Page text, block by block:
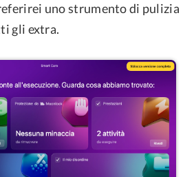
uno strumento di pulizia
gli extra.